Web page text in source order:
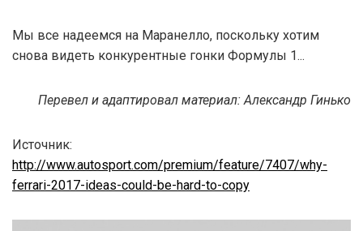
Мы все надеемся на Маранелло, поскольку хотим
снова видеть конкурентные гонки Формулы 1...
Перевел и адаптировал материал: Александр Гинько
Источник:
http://www.autosport.com/premium/feature/7407/why-
ferrari-2017-ideas-could-be-hard-to-copy